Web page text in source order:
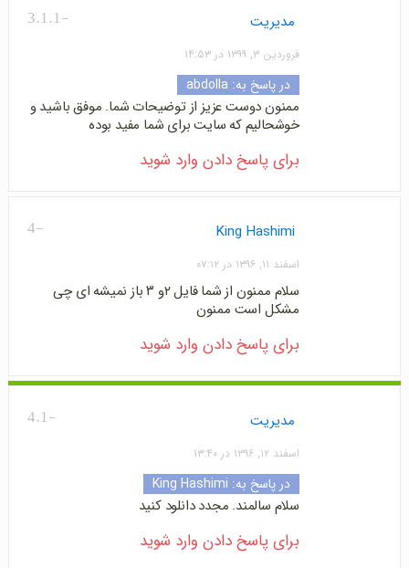
-3.1.1 مدیریت
فروردین ۳, ۱۳۹۹ در ۱۴:۵۳
در پاسخ به: abdolla
ممنون دوست عزیز از توضیحات شما. موفق باشید و
خوشحالیم که سایت برای شما مفید بوده
برای پاسخ دادن وارد شوید
-4 King Hashimi
اسفند ۱۱, ۱۳۹۶ در ۰۷:۱۲
سلام ممنون از شما فایل ۲و ۳ باز نمیشه ای چی
مشکل است ممنون
برای پاسخ دادن وارد شوید
-4.1 مدیریت
اسفند ۱۲, ۱۳۹۶ در ۱۳:۴۰
در پاسخ به: King Hashimi
سلام سالمند. مجدد دانلود کنید
برای پاسخ دادن وارد شوید